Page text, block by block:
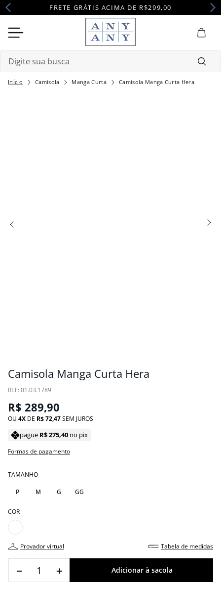
FRETE GRÁTIS ACIMA DE R$299,00
Camisola Manga Curta Camisola Manga Curta Hera
Camisola Manga Curta Hera
: 01.03.1789
R$ 289,90
OU 4 DE R$72,47SEM JUROS
pague R$275,40 no pix
Formas de pagamento
TAMANHO
P M G GG
COR
provador virtual tabela de medidas
＋
－
Termos mais buscados